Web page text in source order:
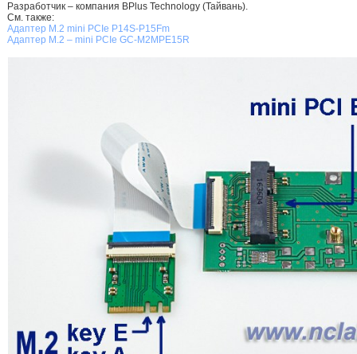
Разработчик – компания BPlus Technology (Тайвань).
См. также:
Адаптер M.2 mini PCIe P14S-P15Fm
Адаптер M.2 – mini PCIe GC-M2MPE15R